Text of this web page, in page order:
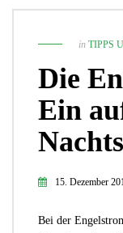
in TIPPS
Die
Ein
15. Dezember
Bei der